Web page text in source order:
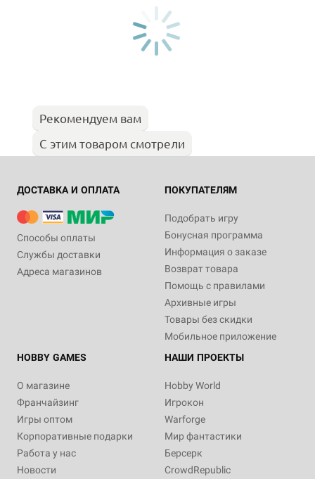
Рекомендуем вам
С этим товаром смотрели
ДОСТАВКА И ОПЛАТА
Способы оплаты
Службы доставки
Адреса магазинов
ПОКУПАТЕЛЯМ
Подобрать игру
Бонусная программа
Информация о заказе
Возврат товара
Помощь с правилами
Архивные игры
Товары без скидки
Мобильное приложение
HOBBY GAMES
О магазине
Франчайзинг
Игры оптом
Корпоративные подарки
Работа у нас
Новости
НАШИ ПРОЕКТЫ
Hobby World
Игрокон
Warforge
Мир фантастики
Берсерк
CrowdRepublic